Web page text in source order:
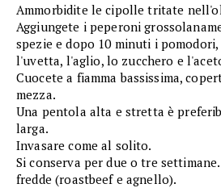
Ammorbidite le cipolle tritate
Aggiungete i peperoni
spezie e dopo 10 minuti i
l'uvetta, l'aglio, lo zucchero e
Cuocete a fiamma bassissima,
mezza.
Una pentola alta e stretta è
larga.
Invasare come al solito.
Si conserva per due o tre
fredde (roastbeef e agnello).